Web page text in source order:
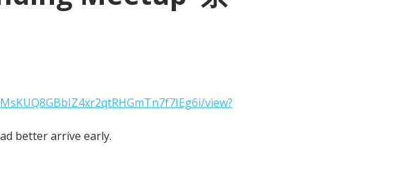
view?
better arrive early.